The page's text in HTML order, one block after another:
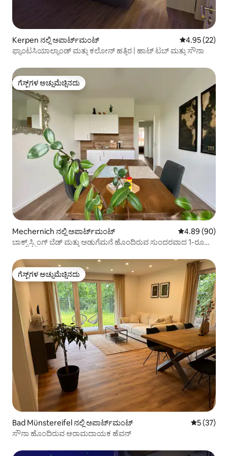
Kerpen ನಲ್ಲಿ ಅಪಾರ್ಟ್‌ಮಂಟ್ 5 ರಲ್ಲಿ 4.95
4.95 (22)
ಫ್ಯಾಂಟಸಿಯಾಲ್ಯಾಂಡ್ ಮತ್ತು ಕಲೋನ್ ಹತ್ತಿರ | ಹಾಟ್ ಟಬ್ ಮತ್ತು ಸೌನಾ
ಗೆಸ್ಟ್‌ಗಳ ಅಚ್ಚುಮೆಚ್ಚಿನದು
ಗೆಸ್ಟ್‌ಗಳ ಅಚ್ಚುಮೆಚ್ಚಿನದು
Mechernich ನಲ್ಲಿ ಅಪಾರ್ಟ್‌ಮಂಟ್ 5 ರಲ್ಲಿ 4.89
4.89 (90)
ಬಾಕ್ಸ್ ಸ್ಪ್ರಿಂಗ್ ಬೆಡ್ ಮತ್ತು ಅಡುಗೆಮನೆ ಹೊಂದಿರುವ ಸುಂದರವಾದ 1-ರೂಮ್
ಗೆಸ್ಟ್‌ಗಳ ಅಚ್ಚುಮೆಚ್ಚಿನದು
ಗೆಸ್ಟ್‌ಗಳ ಅಚ್ಚುಮೆಚ್ಚಿನದು
Bad Münstereifel ನಲ್ಲಿ ಅಪಾರ್ಟ್‌ಮಂಟ್ 5 ರಲ್ಲಿ 5
5 (37)
ಸೌನಾ ಹೊಂದಿರುವ ಆರಾಮದಾಯಕ ಹೆವನ್